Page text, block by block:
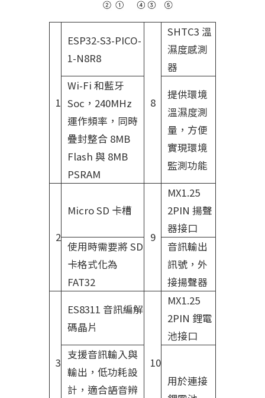
1
ESP32-S3-PICO-
1-N8R8
8
SHTC3 溫
濕度感測
器
Wi-Fi 和藍牙
Soc，240MHz
運作頻率，同時
疊封整合 8MB
Flash 與 8MB
PSRAM
提供環境
溫濕度測
量，方便
實現環境
監測功能
2
Micro SD 卡槽
9
MX1.25
2PIN 揚聲
器接口
使用時需要將 SD
卡格式化為
FAT32
音訊輸出
訊號，外
接揚聲器
3
ES8311 音訊編解
碼晶片
10
MX1.25
2PIN 鋰電
池接口
支援音訊輸入與
輸出，低功耗設
計，適合語音辨
用於連接